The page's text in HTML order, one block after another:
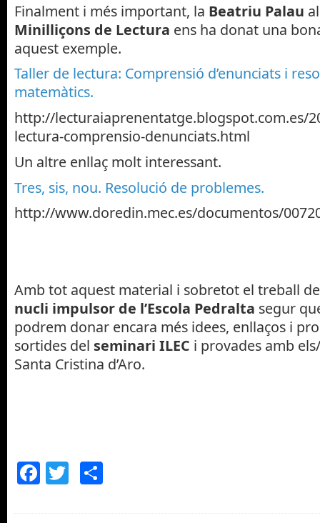
Finalment i més important, la Beatriu Palau
Minilliçons de Lectura ens ha donat una
aquest exemple.
Taller de lectura: Comprensió d’enunciats i
matemàtics.
http://lecturaiaprenentatge.blogspot.com.es/
lectura-comprensio-denunciats.html
Un altre enllaç molt interessant.
Tres, sis, nou. Resolució de problemes.
http://www.doredin.mec.es/documentos/
Amb tot aquest material i sobretot el treball
nucli impulsor de l’Escola Pedralta segur
podrem donar encara més idees, enllaços i
sortides del seminari ILEC i provades amb
Santa Cristina d’Aro.
Facebook
Twitter